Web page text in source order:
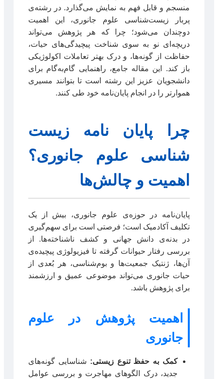
منسجم و قابل فهم به نمایش می‌گذارد. در رشته‌ی
پربار زیست‌شناسی علوم جانوری، این اهمیت
دوچندان می‌شود؛ چرا که هر پژوهش می‌تواند
دریچه‌ای نو به سوی شناخت پیچیدگی‌های حیات،
حفاظت از گونه‌ها، و درک بهتر تعاملات اکولوژیکی
باز کند. این مقاله جامع، راهنمایی گام‌به‌گام برای
دانشجویان عزیز این رشته است تا بتوانند مسیری
هموارتر را در انجام پایان‌نامه خود طی کنند.
چرا پایان نامه زیست
شناسی علوم جانوری؟
اهمیت و چالش‌ها
پایان‌نامه در حوزه‌ی علوم جانوری، بیش از یک
تکلیف آکادمیک است؛ فرصتی است برای سهم‌گیری
در بدنه‌ی دانش جهانی و کشف ناشناخته‌ها. از
بررسی رفتار حیوانات گرفته تا فیزیولوژی پیچیده‌ی
آن‌ها، ژنتیک جمعیت‌ها و بوم‌شناسی، هر بُعدی از
حیات جانوری می‌تواند موضوعی عمیق و ارزشمند
برای پژوهش باشد.
اهمیت پژوهش در علوم
جانوری
کمک به حفظ تنوع زیستی: شناسایی گونه‌های
جدید، درک الگوهای مهاجرت و بررسی عوامل